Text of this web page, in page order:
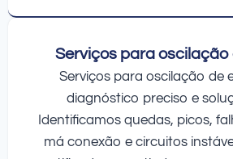
Serviços para oscilação
Serviços para oscilação de
diagnóstico preciso e
Identificamos quedas, picos,
má conexão e circuitos